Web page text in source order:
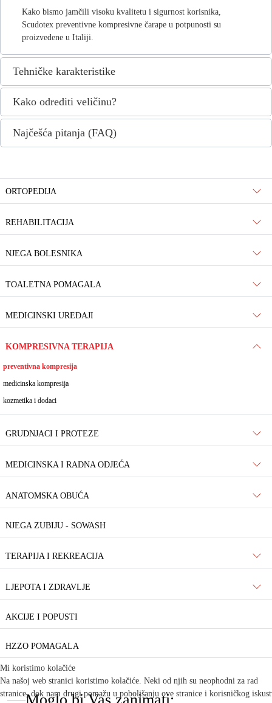
ORTOPEDIJA
REHABILITACIJA
NJEGA BOLESNIKA
TOALETNA POMAGALA
MEDICINSKI UREĐAJI
KOMPRESIVNA TERAPIJA
preventivna kompresija
medicinska kompresija
kozmetika i dodaci
GRUDNJACI I PROTEZE
MEDICINSKA I RADNA ODJEĆA
ANATOMSKA OBUĆA
NJEGA ZUBIJU - SOWASH
TERAPIJA I REKREACIJA
LJEPOTA I ZDRAVLJE
AKCIJE I POPUSTI
HZZO POMAGALA
Kako bismo jamčili visoku kvalitetu i sigurnost korisnika,
Scudotex preventivne kompresivne čarape u potpunosti su
proizvedene u Italiji.
Tehničke karakteristike
Kako odrediti veličinu?
Najčešća pitanja (FAQ)
Mi koristimo kolačiće
Na našoj web stranici koristimo kolačiće. Neki od njih su neophodni za rad
stranice, dok nam drugi pomažu u poboljšanju ove stranice i korisničkog